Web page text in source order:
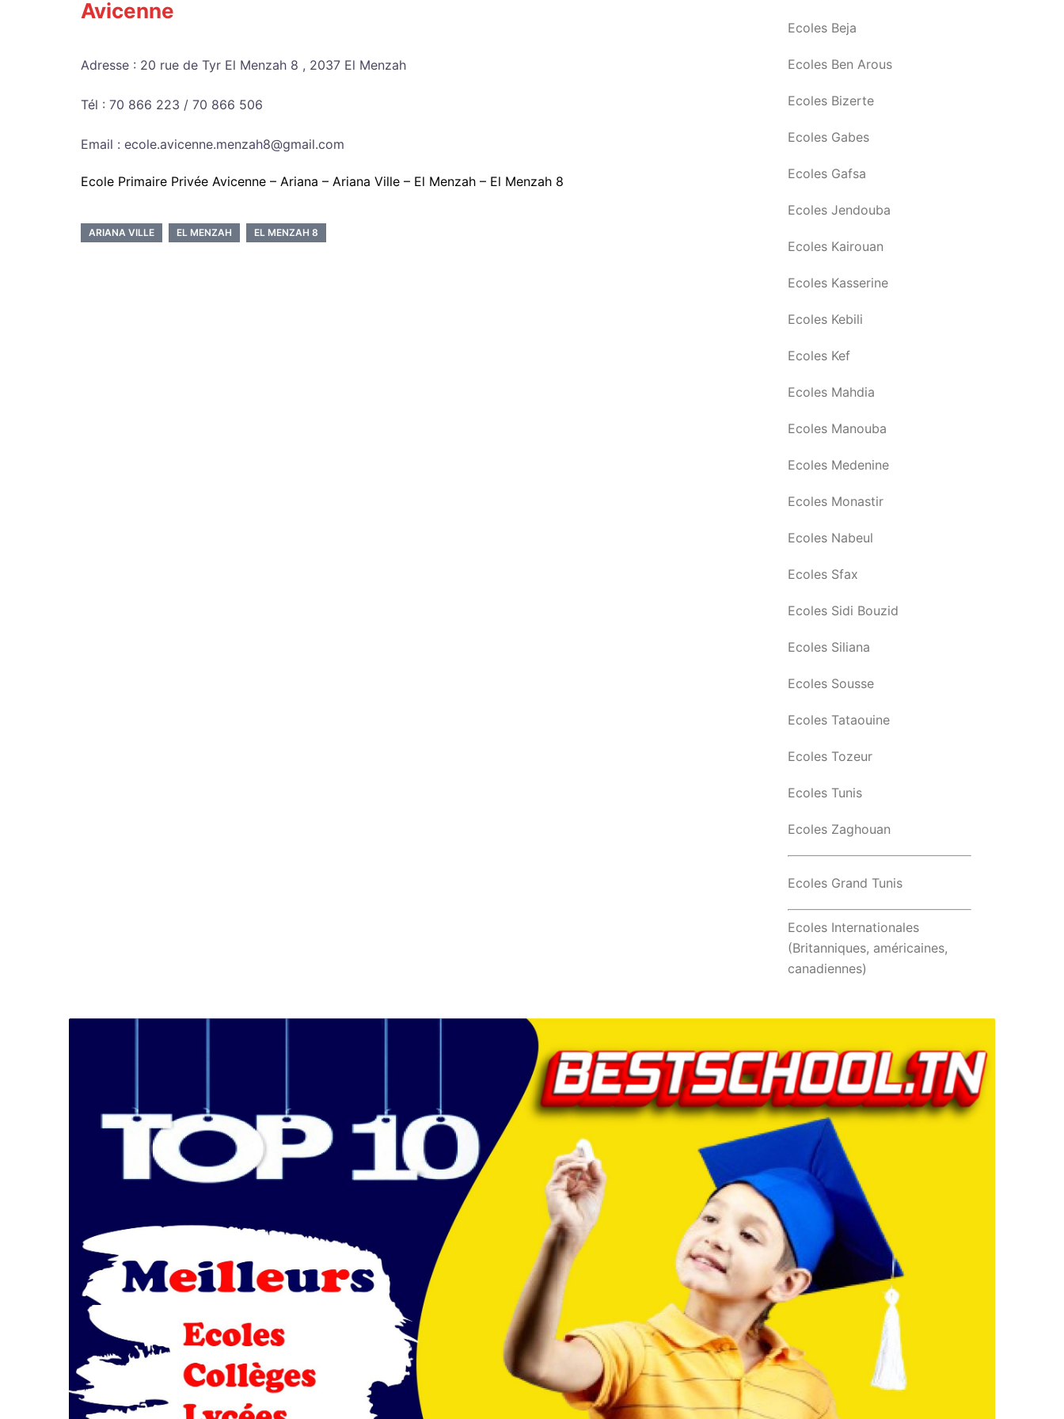
Avicenne
Adresse : 20 rue de Tyr El Menzah 8 , 2037 El Menzah
Tél : 70 866 223 / 70 866 506
Email : ecole.avicenne.menzah8@gmail.com
Ecole Primaire Privée Avicenne – Ariana – Ariana Ville – El Menzah – El Menzah 8
ARIANA VILLE EL MENZAH EL MENZAH 8
Ecoles Beja
Ecoles Ben Arous
Ecoles Bizerte
Ecoles Gabes
Ecoles Gafsa
Ecoles Jendouba
Ecoles Kairouan
Ecoles Kasserine
Ecoles Kebili
Ecoles Kef
Ecoles Mahdia
Ecoles Manouba
Ecoles Medenine
Ecoles Monastir
Ecoles Nabeul
Ecoles Sfax
Ecoles Sidi Bouzid
Ecoles Siliana
Ecoles Sousse
Ecoles Tataouine
Ecoles Tozeur
Ecoles Tunis
Ecoles Zaghouan
Ecoles Grand Tunis
Ecoles Internationales
(Britanniques, américaines,
canadiennes)